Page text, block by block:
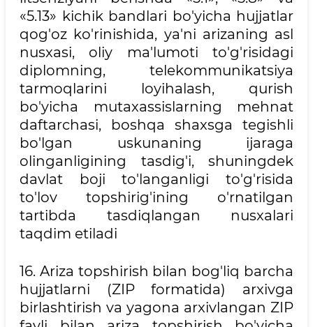
«5.13» kichik bandlari bo'yicha hujjatlar
qog'oz ko'rinishida, ya'ni arizaning asl
nusxasi, oliy ma'lumoti to'g'risidagi
diplomning, telekommunikatsiya
tarmoqlarini loyihalash, qurish
bo'yicha mutaxassislarning mehnat
daftarchasi, boshqa shaxsga tegishli
bo'lgan uskunaning ijaraga
olinganligining tasdig'i, shuningdek
davlat boji to'langanligi to'g'risida
to'lov topshirig'ining o'rnatilgan
tartibda tasdiqlangan nusxalari
taqdim etiladi
16. Ariza topshirish bilan bog'liq barcha
hujjatlarni (ZIP formatida) arxivga
birlashtirish va yagona arxivlangan ZIP